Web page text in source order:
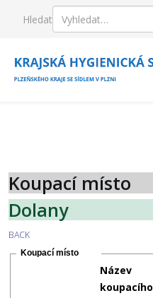
Hledat
Koupací místo
Dolany
BACK
Koupací místo
Název
koupacího